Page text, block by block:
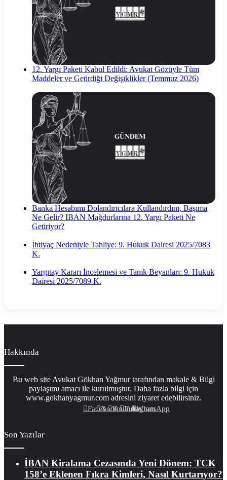
12. Yargı Paketi Kabul Edildi: Avukat Gözüyle Tüm
Maddeler ve Getirdiği Değişiklikler (Temmuz 2026)
Banka Hesabımı Dolandırıcılara Kullandırdım, Başıma
Ne Gelir? IBAN Mağdurlarına 12. Yargı Paketi Ne
Getiriyor?
İhtiyaç Nedeniyle Tahliye: 9. Hukuk Dairesi 2025/7083
K.
Yargıtay Kararı İncelemesi ve Tanık Beyanları: 9. Hukuk
Dairesi 2025/7089 K.
Hakkında
Bu web site Avukat Gökhan Yağmur tarafından makale & Bilgi
paylaşımı amacı ile kurulmuştur. Daha fazla bilgi için
www.gokhanyagmur.com adresini ziyaret edebilirsiniz.
Facebook
X YouTube
Instagram
WhatsApp
Son Yazılar
İBAN Kiralama Cezasında Yeni Dönem: TCK
158’e Eklenen Fıkra Kimleri, Nasıl Kurtarıyor?